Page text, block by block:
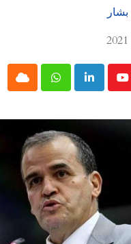
Youtube
LinkedIn
Whatsapp
Cloud